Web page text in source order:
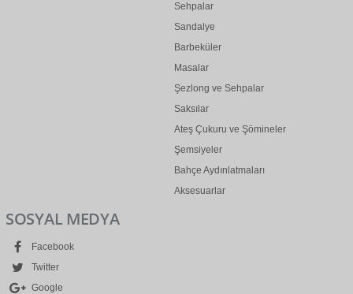
Sehpalar
Sandalye
Barbeküler
Masalar
Şezlong ve Sehpalar
Saksılar
Ateş Çukuru ve Şömineler
Şemsiyeler
Bahçe Aydınlatmaları
Aksesuarlar
SOSYAL MEDYA
Facebook
Twitter
Google